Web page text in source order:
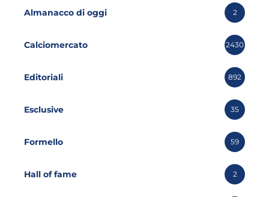
Almanacco di oggi 2
Calciomercato 2430
Editoriali 892
Esclusive 35
Formello 59
Hall of fame 2